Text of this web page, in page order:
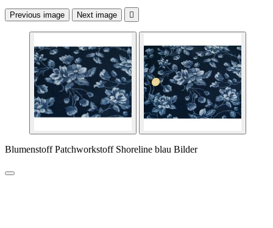
Previous image Next image 
Blumenstoff Patchworkstoff Shoreline blau Bilder